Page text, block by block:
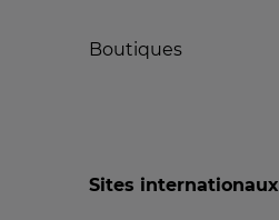
Boutiques
Sites internationaux